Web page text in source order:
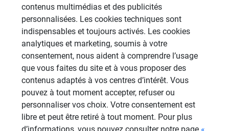
Réponse faite dimanche 8h17... si tout le
monde avait cette réactivité ... chapeau !
Et encore merci!
Résultats - page 1 (2 résultats au total)
contenus multimédias et des publicités
personnalisées. Les cookies techniques sont
indispensables et toujours activés. Les cookies
analytiques et marketing, soumis à votre
consentement, nous aident à comprendre l’usage
que vous faites du site et à vous proposer des
contenus adaptés à vos centres d’intérêt. Vous
pouvez à tout moment accepter, refuser ou
personnaliser vos choix. Votre consentement est
libre et peut être retiré à tout moment. Pour plus
d’informations, vous pouvez consulter notre page «